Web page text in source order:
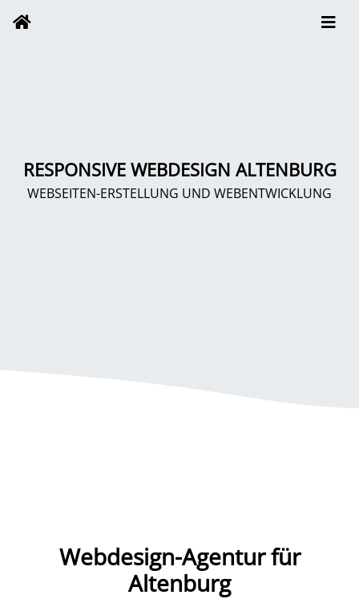
RESPONSIVE WEBDESIGN ALTENBURG
WEBSEITEN-ERSTELLUNG UND WEBENTWICKLUNG
Webdesign-Agentur für
Altenburg